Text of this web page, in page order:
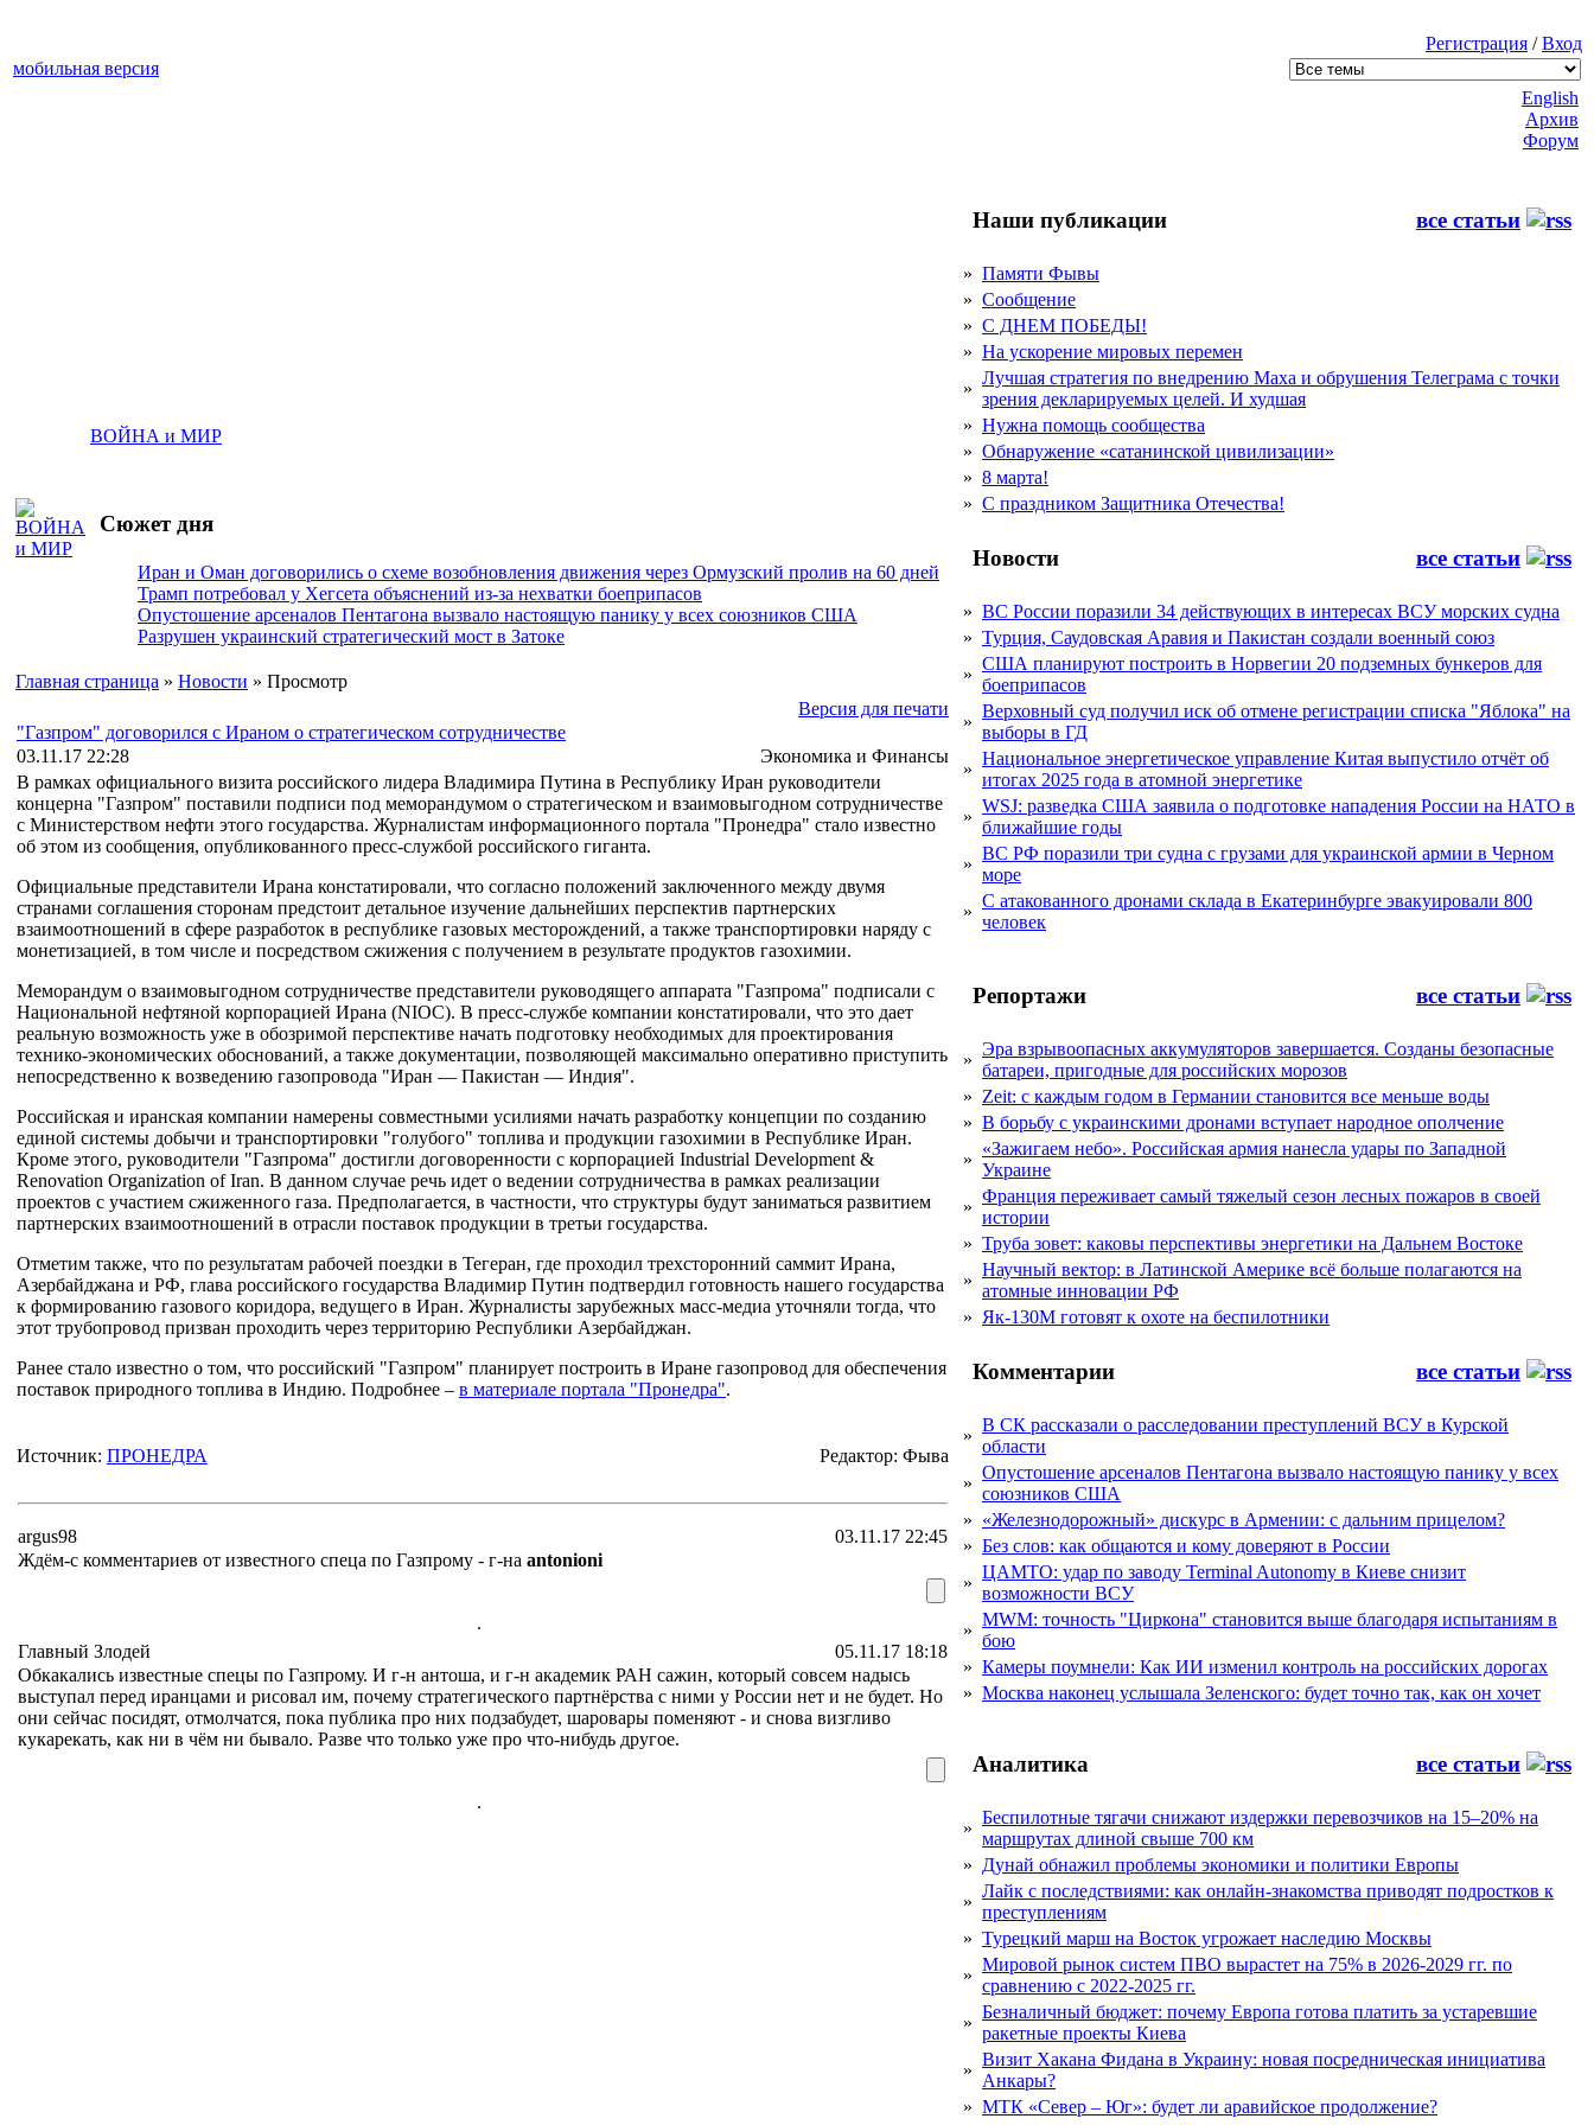
Регистрация /Вход
мобильная версия
ВОЙНА и МИР
Сюжет дня
Иран и Оман договорились о схеме возобновления движения через Ормузский пролив на 60 дней
Трамп потребовал у Хегсета объяснений из-за нехватки боеприпасов
Опустошение арсеналов Пентагона вызвало настоящую панику у всех союзников США
Разрушен украинский стратегический мост в Затоке
Главная страница » Новости » Просмотр
Версия для печати
"Газпром" договорился с Ираном о стратегическом сотрудничестве
03.11.17 22:28
Экономика и Финансы
В рамках официального визита российского лидера Владимира Путина в Республику Иран руководители
концерна "Газпром" поставили подписи под меморандумом о стратегическом и взаимовыгодном сотрудничестве
с Министерством нефти этого государства. Журналистам информационного портала "Пронедра" стало известно
об этом из сообщения, опубликованного пресс-службой российского гиганта.
Официальные представители Ирана констатировали, что согласно положений заключенного между двумя
странами соглашения сторонам предстоит детальное изучение дальнейших перспектив партнерских
взаимоотношений в сфере разработок в республике газовых месторождений, а также транспортировки наряду с
монетизацией, в том числе и посредством сжижения с получением в результате продуктов газохимии.
Меморандум о взаимовыгодном сотрудничестве представители руководящего аппарата "Газпрома" подписали с
Национальной нефтяной корпорацией Ирана (NIOC). В пресс-службе компании констатировали, что это дает
реальную возможность уже в обозримой перспективе начать подготовку необходимых для проектирования
технико-экономических обоснований, а также документации, позволяющей максимально оперативно приступить
непосредственно к возведению газопровода "Иран — Пакистан — Индия".
Российская и иранская компании намерены совместными усилиями начать разработку концепции по созданию
единой системы добычи и транспортировки "голубого" топлива и продукции газохимии в Республике Иран.
Кроме этого, руководители "Газпрома" достигли договоренности с корпорацией Industrial Development &
Renovation Organization of Iran. В данном случае речь идет о ведении сотрудничества в рамках реализации
проектов с участием сжиженного газа. Предполагается, в частности, что структуры будут заниматься развитием
партнерских взаимоотношений в отрасли поставок продукции в третьи государства.
Отметим также, что по результатам рабочей поездки в Тегеран, где проходил трехсторонний саммит Ирана,
Азербайджана и РФ, глава российского государства Владимир Путин подтвердил готовность нашего государства
к формированию газового коридора, ведущего в Иран. Журналисты зарубежных масс-медиа уточняли тогда, что
этот трубопровод призван проходить через территорию Республики Азербайджан.
Ранее стало известно о том, что российский "Газпром" планирует построить в Иране газопровод для обеспечения
поставок природного топлива в Индию. Подробнее – в материале портала "Пронедра".
Источник: ПРОНЕДРА Редактор: Фыва
argus98
03.11.17 22:45
Ждём-с комментариев от известного спеца по Газпрому - г-на antonioni
.
Главный Злодей
05.11.17 18:18
Обкакались известные спецы по Газпрому. И г-н антоша, и г-н академик РАН сажин, который совсем надысь
выступал перед иранцами и рисовал им, почему стратегического партнёрства с ними у России нет и не будет. Но
они сейчас посидят, отмолчатся, пока публика про них подзабудет, шаровары поменяют - и снова визгливо
кукарекать, как ни в чём ни бывало. Разве что только уже про что-нибудь другое.
.
English
Архив
Форум
Наши публикации все статьи
» Памяти Фывы
» Сообщение
» С ДНЕМ ПОБЕДЫ!
» На ускорение мировых перемен
»
Лучшая стратегия по внедрению Маха и обрушения Телеграма с точки
зрения декларируемых целей. И худшая
» Нужна помощь сообщества
» Обнаружение «сатанинской цивилизации»
» 8 марта!
» С праздником Защитника Отечества!
Новости все статьи
» ВС России поразили 34 действующих в интересах ВСУ морских судна
» Турция, Саудовская Аравия и Пакистан создали военный союз
»
США планируют построить в Норвегии 20 подземных бункеров для
боеприпасов
»
Верховный суд получил иск об отмене регистрации списка "Яблока" на
выборы в ГД
»
Национальное энергетическое управление Китая выпустило отчёт об
итогах 2025 года в атомной энергетике
»
WSJ: разведка США заявила о подготовке нападения России на НАТО в
ближайшие годы
»
ВС РФ поразили три судна с грузами для украинской армии в Черном
море
»
С атакованного дронами склада в Екатеринбурге эвакуировали 800
человек
Репортажи все статьи
»
Эра взрывоопасных аккумуляторов завершается. Созданы безопасные
батареи, пригодные для российских морозов
» Zeit: с каждым годом в Германии становится все меньше воды
» В борьбу с украинскими дронами вступает народное ополчение
»
«Зажигаем небо». Российская армия нанесла удары по Западной
Украине
»
Франция переживает самый тяжелый сезон лесных пожаров в своей
истории
» Труба зовет: каковы перспективы энергетики на Дальнем Востоке
»
Научный вектор: в Латинской Америке всё больше полагаются на
атомные инновации РФ
» Як-130М готовят к охоте на беспилотники
Комментарии все статьи
»
В СК рассказали о расследовании преступлений ВСУ в Курской
области
»
Опустошение арсеналов Пентагона вызвало настоящую панику у всех
союзников США
» «Железнодорожный» дискурс в Армении: с дальним прицелом?
» Без слов: как общаются и кому доверяют в России
»
ЦАМТО: удар по заводу Terminal Autonomy в Киеве снизит
возможности ВСУ
»
MWM: точность "Циркона" становится выше благодаря испытаниям в
бою
» Камеры поумнели: Как ИИ изменил контроль на российских дорогах
» Москва наконец услышала Зеленского: будет точно так, как он хочет
Аналитика все статьи
»
Беспилотные тягачи снижают издержки перевозчиков на 15–20% на
маршрутах длиной свыше 700 км
» Дунай обнажил проблемы экономики и политики Европы
»
Лайк с последствиями: как онлайн-знакомства приводят подростков к
преступлениям
» Турецкий марш на Восток угрожает наследию Москвы
»
Мировой рынок систем ПВО вырастет на 75% в 2026-2029 гг. по
сравнению с 2022-2025 гг.
»
Безналичный бюджет: почему Европа готова платить за устаревшие
ракетные проекты Киева
»
Визит Хакана Фидана в Украину: новая посредническая инициатива
Анкары?
» МТК «Север – Юг»: будет ли аравийское продолжение?